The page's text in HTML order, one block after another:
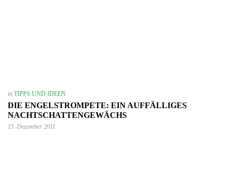
in TIPPS UND IDEEN
DIE ENGELSTROMPETE: EIN AUFFÄLLIGES
NACHTSCHATTENGEWÄCHS
15. Dezember 2011